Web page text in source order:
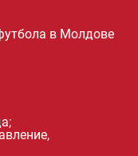
в Молдове